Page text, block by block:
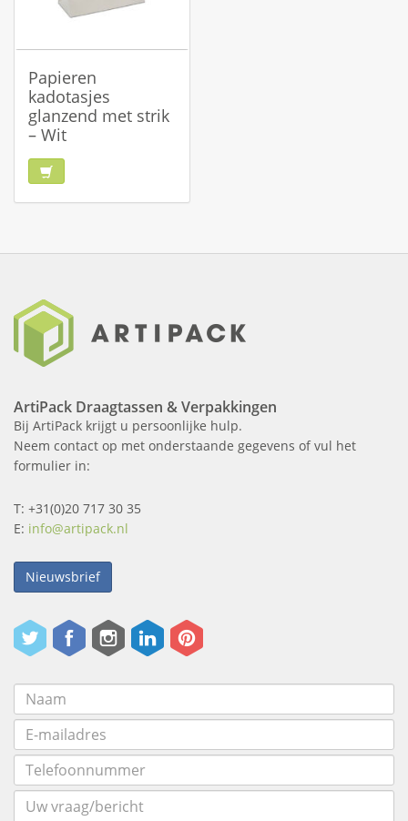
Papieren
kadotasjes
glanzend met strik
– Wit
ArtiPack Draagtassen & Verpakkingen
Bij ArtiPack krijgt u persoonlijke hulp.
Neem contact op met onderstaande gegevens of vul het
formulier in:
T: +31(0)20 717 30 35
E: info@artipack.nl
Nieuwsbrief